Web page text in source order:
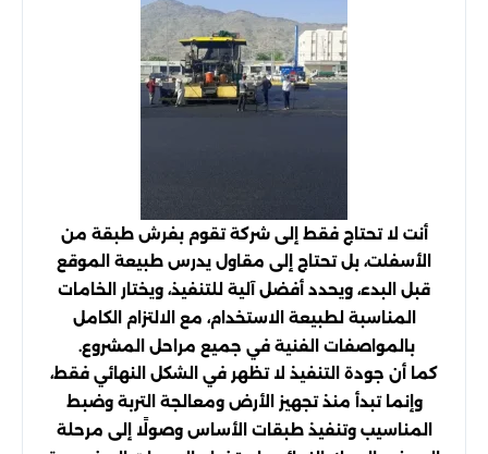
أنت لا تحتاج فقط إلى شركة تقوم بفرش طبقة من
الأسفلت، بل تحتاج إلى مقاول يدرس طبيعة الموقع
قبل البدء، ويحدد أفضل آلية للتنفيذ، ويختار الخامات
المناسبة لطبيعة الاستخدام، مع الالتزام الكامل
بالمواصفات الفنية في جميع مراحل المشروع.
كما أن جودة التنفيذ لا تظهر في الشكل النهائي فقط،
وإنما تبدأ منذ تجهيز الأرض ومعالجة التربة وضبط
المناسيب وتنفيذ طبقات الأساس وصولًا إلى مرحلة